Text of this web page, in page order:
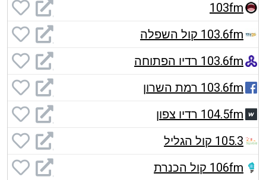
103fm
103.6fm קול השפלה
103.6fm רדיו הפתוחה
103.6fm רמת השרון
104.5fm רדיו צפון
105.3 קול הגליל
106fm קול הכנרת